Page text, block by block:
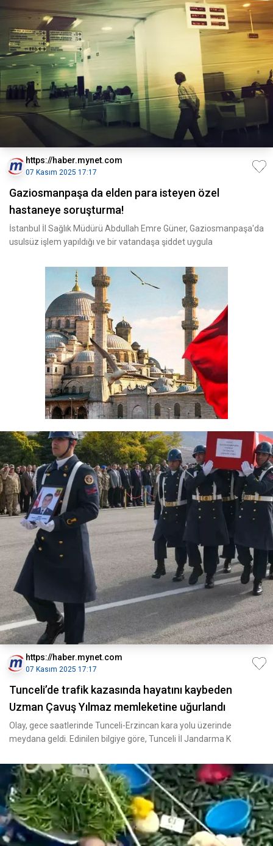
https://haber.mynet.com
07 Kasım 2025 17:17
Gaziosmanpaşa da elden para isteyen özel
hastaneye soruşturma!
İstanbul İl Sağlık Müdürü Abdullah Emre Güner, Gaziosmanpaşa'da
usulsüz işlem yapıldığı ve bir vatandaşa şiddet uygula
https://haber.mynet.com
07 Kasım 2025 17:17
Tunceli’de trafik kazasında hayatını kaybeden
Uzman Çavuş Yılmaz memleketine uğurlandı
Olay, gece saatlerinde Tunceli-Erzincan kara yolu üzerinde
meydana geldi. Edinilen bilgiye göre, Tunceli İl Jandarma K